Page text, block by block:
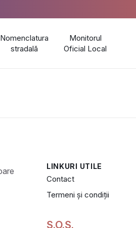
Nomenclatura
stradală
Monitorul
Oficial Local
LINKURI UTILE
Contact
Termeni și condiții
S.O.S.